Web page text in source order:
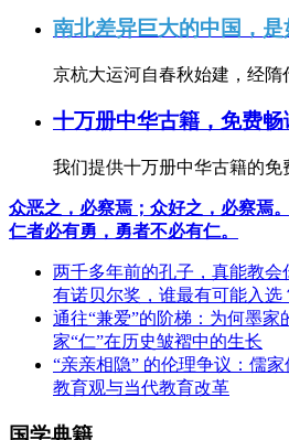
南北差异巨大的中国，
京杭大运河自春秋始建，经
十万册中华古籍，免费
我们提供十万册中华古籍的
众恶之，必察焉；众好之，必察焉。
仁者必有勇，勇者不必有仁。
两千多年前的孔子，真能教会
有诺贝尔奖，谁最有可能入选
通往“兼爱”的阶梯：为何墨家
家“仁”在历史皱褶中的生长
“亲亲相隐” 的伦理争议：儒
教育观与当代教育改革
国学典籍